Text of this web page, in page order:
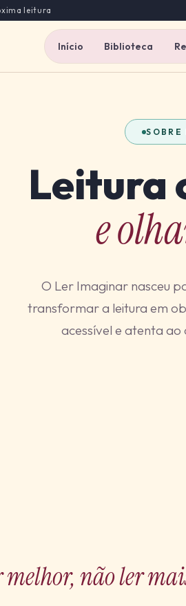
leitura
Início Biblioteca
SOBRE
Leitura
e
O Ler Imaginar nasceu
transformar a leitura em
acessível e atenta
melhor, não ler